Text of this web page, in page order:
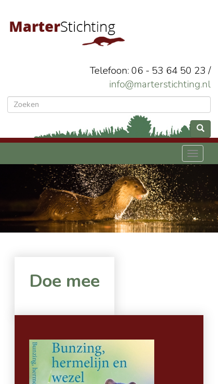
Telefoon: 06 - 53 64 50 23 /
info@marterstichting.nl
Doe mee